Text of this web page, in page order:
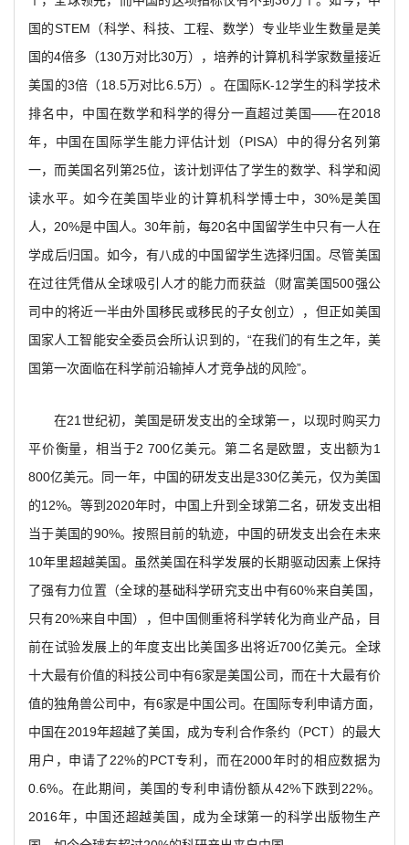
国的STEM（科学、科技、工程、数学）专业毕业生数量是美
国的4倍多（130万对比30万），培养的计算机科学家数量接近
美国的3倍（18.5万对比6.5万）。在国际K-12学生的科学技术
排名中，中国在数学和科学的得分一直超过美国——在2018
年，中国在国际学生能力评估计划（PISA）中的得分名列第
一，而美国名列第25位，该计划评估了学生的数学、科学和阅
读水平。如今在美国毕业的计算机科学博士中，30%是美国
人，20%是中国人。30年前，每20名中国留学生中只有一人在
学成后归国。如今，有八成的中国留学生选择归国。尽管美国
在过往凭借从全球吸引人才的能力而获益（财富美国500强公
司中的将近一半由外国移民或移民的子女创立），但正如美国
国家人工智能安全委员会所认识到的，“在我们的有生之年，美
国第一次面临在科学前沿输掉人才竞争战的风险”。
在21世纪初，美国是研发支出的全球第一，以现时购买力
平价衡量，相当于2 700亿美元。第二名是欧盟，支出额为1
800亿美元。同一年，中国的研发支出是330亿美元，仅为美国
的12%。等到2020年时，中国上升到全球第二名，研发支出相
当于美国的90%。按照目前的轨迹，中国的研发支出会在未来
10年里超越美国。虽然美国在科学发展的长期驱动因素上保持
了强有力位置（全球的基础科学研究支出中有60%来自美国，
只有20%来自中国），但中国侧重将科学转化为商业产品，目
前在试验发展上的年度支出比美国多出将近700亿美元。全球
十大最有价值的科技公司中有6家是美国公司，而在十大最有价
值的独角兽公司中，有6家是中国公司。在国际专利申请方面，
中国在2019年超越了美国，成为专利合作条约（PCT）的最大
用户，申请了22%的PCT专利，而在2000年时的相应数据为
0.6%。在此期间，美国的专利申请份额从42%下跌到22%。
2016年，中国还超越美国，成为全球第一的科学出版物生产